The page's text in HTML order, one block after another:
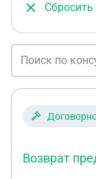
Возврат